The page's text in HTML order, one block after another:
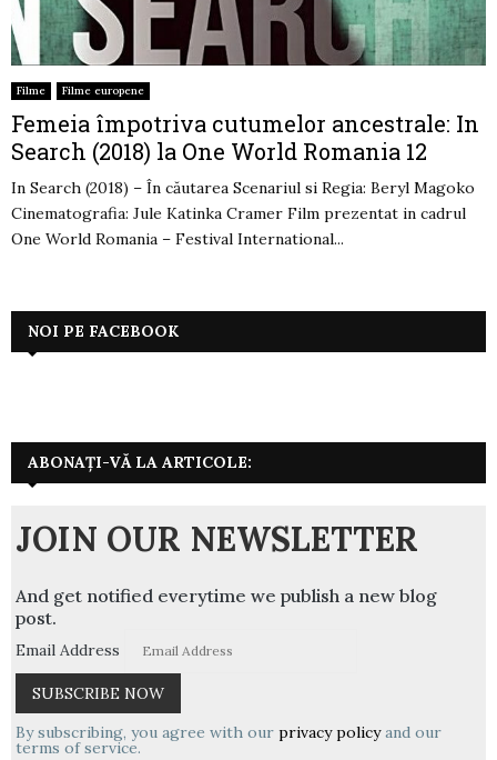
Filme Filme europene
Femeia împotriva cutumelor ancestrale: In
Search (2018) la One World Romania 12
In Search (2018) – În căutarea Scenariul si Regia: Beryl Magoko
Cinematografia: Jule Katinka Cramer Film prezentat in cadrul
One World Romania – Festival International...
NOI PE FACEBOOK
ABONAȚI-VĂ LA ARTICOLE:
JOIN OUR NEWSLETTER
And get notified everytime we publish a new blog
post.
Email Address
By subscribing, you agree with our privacy policyand our
terms of service.